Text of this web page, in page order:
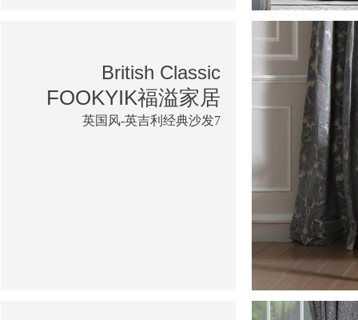
British Classic
FOOKYIK福溢家居
英国风-英吉利经典沙发7